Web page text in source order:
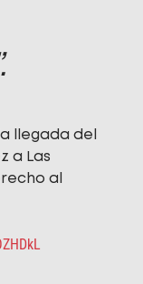
llegada del
a Las
al